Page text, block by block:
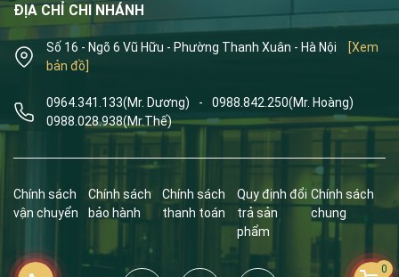
ĐỊA CHỈ CHI NHÁNH
Số 16 - Ngõ 6 Vũ Hữu - Phường Thanh Xuân - Hà Nội
[Xem
bản đồ]
0964.341.133(Mr. Dương) - 0988.842.250(Mr. Hoàng)
0988.028.938(Mr.Thế)
Chính sách
vận chuyển
Chính sách
bảo hành
Chính sách
thanh toán
Quy định đổi
trả sản
phẩm
Chính sách
chung
0